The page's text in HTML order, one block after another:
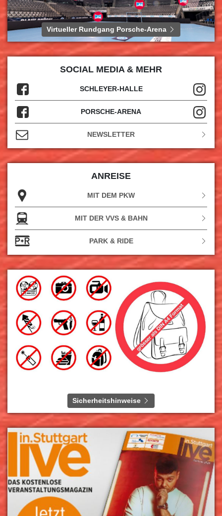
Virtueller Rundgang Porsche-Arena
SOCIAL MEDIA & MEHR
SCHLEYER-HALLE
PORSCHE-ARENA
NEWSLETTER
ANREISE
MIT DEM PKW
MIT DER VVS & BAHN
PARK & RIDE
Sicherheitshinweise